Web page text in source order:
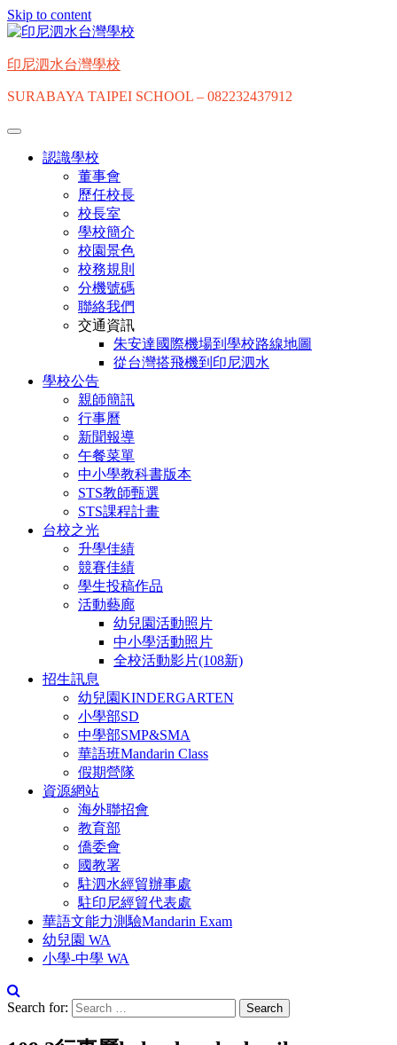
Skip to content
印尼泗水台灣學校
SURABAYA TAIPEI SCHOOL – 082232437912
認識學校
董事會
歷任校長
校長室
學校簡介
校園景色
校務規則
分機號碼
聯絡我們
交通資訊
朱安達國際機場到學校路線地圖
從台灣搭飛機到印尼泗水
學校公告
親師簡訊
行事曆
新聞報導
午餐菜單
中小學教科書版本
STS教師甄選
STS課程計畫
台校之光
升學佳績
競賽佳績
學生投稿作品
活動藝廊
幼兒園活動照片
中小學活動照片
全校活動影片(108新)
招生訊息
幼兒園KINDERGARTEN
小學部SD
中學部SMP&SMA
華語班Mandarin Class
假期營隊
資源網站
海外聯招會
教育部
僑委會
國教署
駐泗水經貿辦事處
駐印尼經貿代表處
華語文能力測驗Mandarin Exam
幼兒園 WA
小學-中學 WA
Search for: